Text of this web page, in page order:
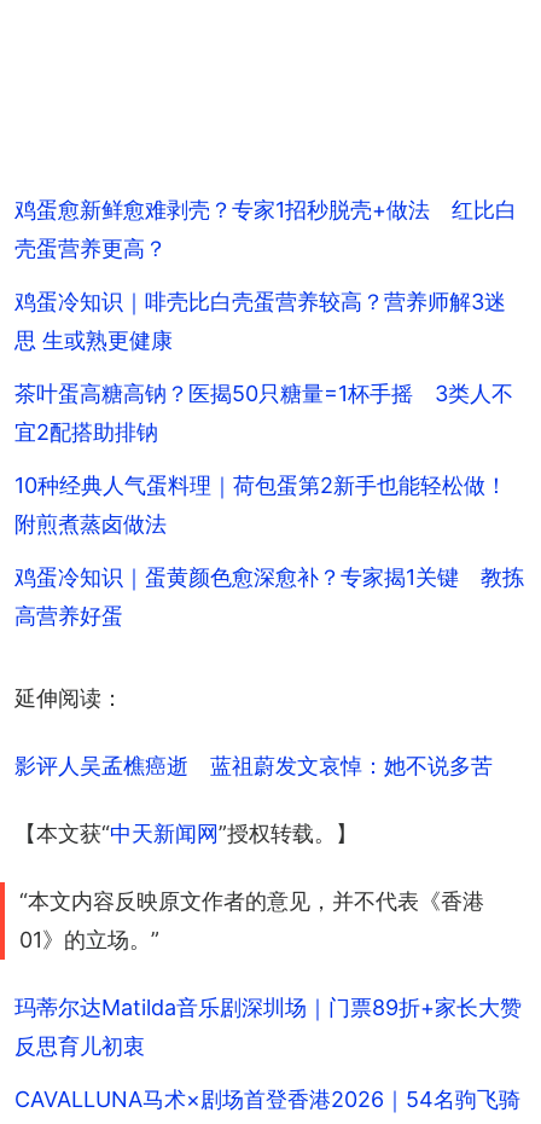
鸡蛋愈新鲜愈难剥壳？专家1招秒脱壳+做法 红比白
壳蛋营养更高？
鸡蛋冷知识｜啡壳比白壳蛋营养较高？营养师解3迷
思 生或熟更健康
茶叶蛋高糖高钠？医揭50只糖量=1杯手摇 3类人不
宜2配搭助排钠
10种经典人气蛋料理｜荷包蛋第2新手也能轻松做！
附煎煮蒸卤做法
鸡蛋冷知识｜蛋黄颜色愈深愈补？专家揭1关键 教拣
高营养好蛋
延伸阅读：
影评人吴孟樵癌逝　蓝祖蔚发文哀悼：她不说多苦
【本文获“中天新闻网”授权转载。】
“本文内容反映原文作者的意见，并不代表《香港
01》的立场。”
玛蒂尔达Matilda音乐剧深圳场｜门票89折+家长大赞
反思育儿初衷
CAVALLUNA马术×剧场首登香港2026｜54名驹飞骑